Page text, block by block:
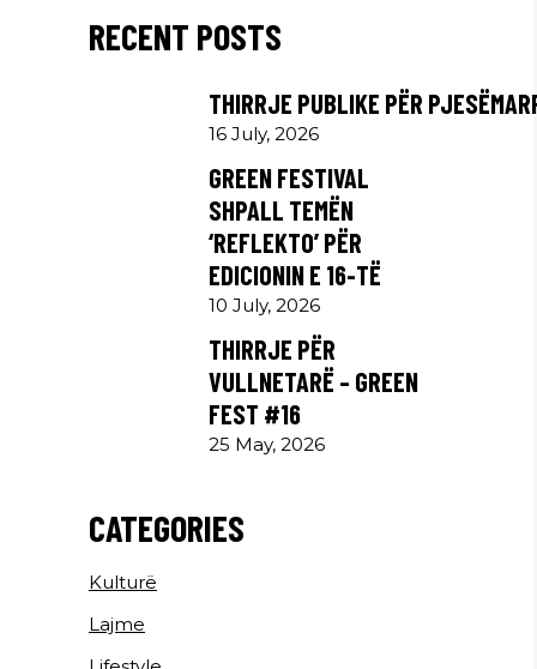
RECENT POSTS
THIRRJE PUBLIKE PËR
16 July, 2026
GREEN FESTIVAL
SHPALL TEMËN
‘REFLEKTO’ PËR
EDICIONIN E 16-TË
10 July, 2026
THIRRJE PËR
VULLNETARË – GREEN
FEST #16
25 May, 2026
CATEGORIES
Kulturë
Lajme